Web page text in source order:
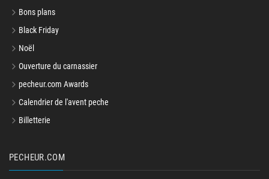
Bons plans
Black Friday
Noël
Ouverture du carnassier
pecheur.com Awards
Calendrier de l'avent peche
Billetterie
PECHEUR.COM